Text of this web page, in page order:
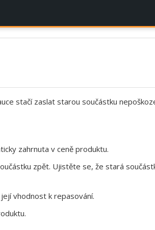
stačí zaslat starou součástku
zahrnuta v ceně produktu.
zpět. Ujistěte se, že stará
vhodnost k repasování.